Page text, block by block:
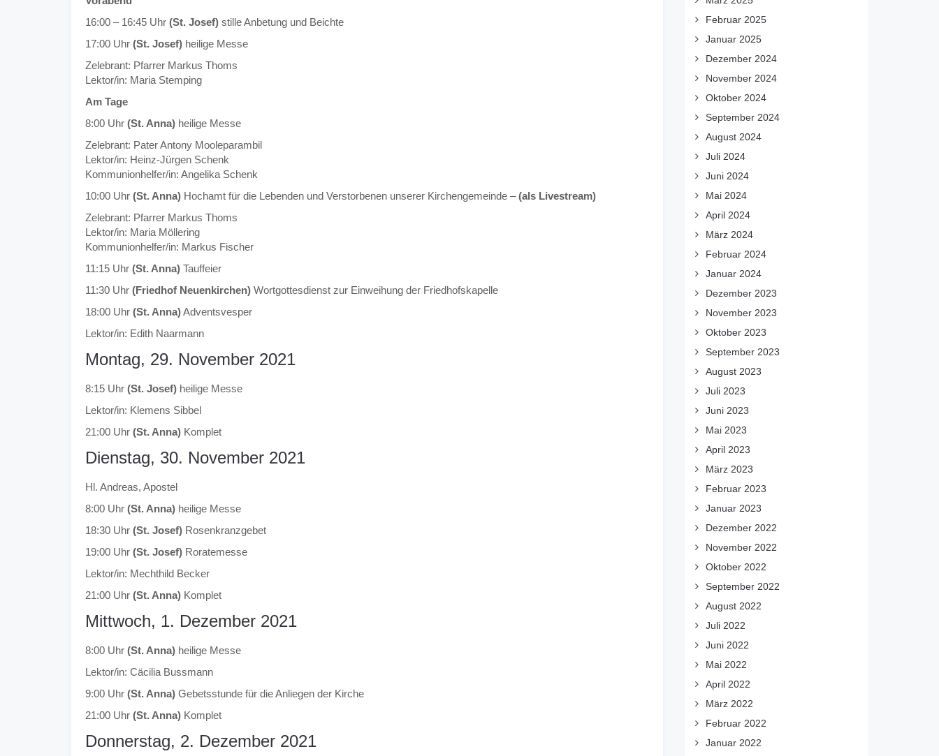
16:00 – 16:45 Uhr (St. Josef) stille Anbetung und Beichte
17:00 Uhr (St. Josef) heilige Messe
Zelebrant: Pfarrer Markus Thoms
Lektor/in: Maria Stemping
Am Tage
8:00 Uhr (St. Anna) heilige Messe
Zelebrant: Pater Antony Mooleparambil
Lektor/in: Heinz-Jürgen Schenk
Kommunionhelfer/in: Angelika Schenk
10:00 Uhr (St. Anna) Hochamt für die Lebenden und Verstorbenen unserer Kirchengemeinde –(als Livestream)
Zelebrant: Pfarrer Markus Thoms
Lektor/in: Maria Möllering
Kommunionhelfer/in: Markus Fischer
11:15 Uhr (St. Anna) Tauffeier
11:30 Uhr (Friedhof Neuenkirchen) Wortgottesdienst zur Einweihung der Friedhofskapelle
18:00 Uhr (St. Anna)Adventsvesper
Lektor/in: Edith Naarmann
Montag, 29. November 2021
8:15 Uhr (St. Josef) heilige Messe
Lektor/in: Klemens Sibbel
21:00 Uhr (St. Anna) Komplet
Dienstag, 30. November 2021
Hl. Andreas, Apostel
8:00 Uhr (St. Anna) heilige Messe
18:30 Uhr (St. Josef) Rosenkranzgebet
19:00 Uhr (St. Josef) Roratemesse
Lektor/in: Mechthild Becker
21:00 Uhr (St. Anna) Komplet
Mittwoch, 1. Dezember 2021
8:00 Uhr (St. Anna) heilige Messe
Lektor/in: Cäcilia Bussmann
9:00 Uhr (St. Anna) Gebetsstunde für die Anliegen der Kirche
21:00 Uhr (St. Anna) Komplet
Donnerstag, 2. Dezember 2021
Februar 2025
Januar 2025
Dezember 2024
November 2024
Oktober 2024
September 2024
August 2024
Juli 2024
Juni 2024
Mai 2024
April 2024
März 2024
Februar 2024
Januar 2024
Dezember 2023
November 2023
Oktober 2023
September 2023
August 2023
Juli 2023
Juni 2023
Mai 2023
April 2023
März 2023
Februar 2023
Januar 2023
Dezember 2022
November 2022
Oktober 2022
September 2022
August 2022
Juli 2022
Juni 2022
Mai 2022
April 2022
März 2022
Februar 2022
Januar 2022